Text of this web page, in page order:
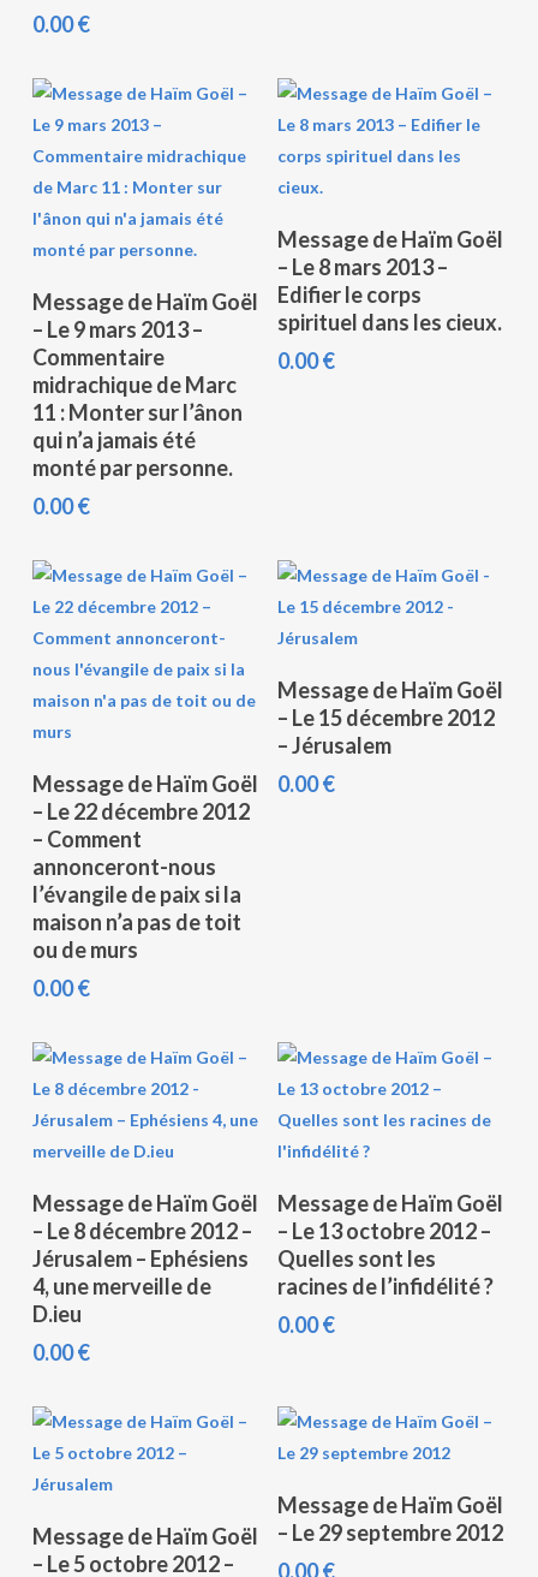
0.00€
Ajouter Au Panier
Message de Haïm Goël
– Le 9 mars 2013 –
Commentaire
midrachique de Marc
11 : Monter sur l’ânon
qui n’a jamais été
monté par personne.
0.00€
Ajouter Au Panier
Message de Haïm Goël
– Le 8 mars 2013 –
Edifier le corps
spirituel dans les cieux.
0.00€
Ajouter Au Panier
Message de Haïm Goël
– Le 22 décembre 2012
– Comment
annonceront-nous
l’évangile de paix si la
maison n’a pas de toit
ou de murs
0.00€
Ajouter Au Panier
Message de Haïm Goël
– Le 15 décembre 2012
– Jérusalem
0.00€
Ajouter Au Panier
Message de Haïm Goël
– Le 8 décembre 2012 –
Jérusalem – Ephésiens
4, une merveille de
D.ieu
0.00€
Ajouter Au Panier
Message de Haïm Goël
– Le 13 octobre 2012 –
Quelles sont les
racines de l’infidélité ?
0.00€
Ajouter Au Panier
Message de Haïm Goël
– Le 5 octobre 2012 –
Ajouter Au Panier
Message de Haïm Goël
– Le 29 septembre 2012
0.00€